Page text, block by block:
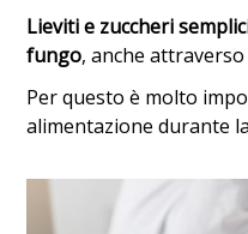
Lieviti e zuccheri
fungo, anche
Per questo è molto
alimentazione durante